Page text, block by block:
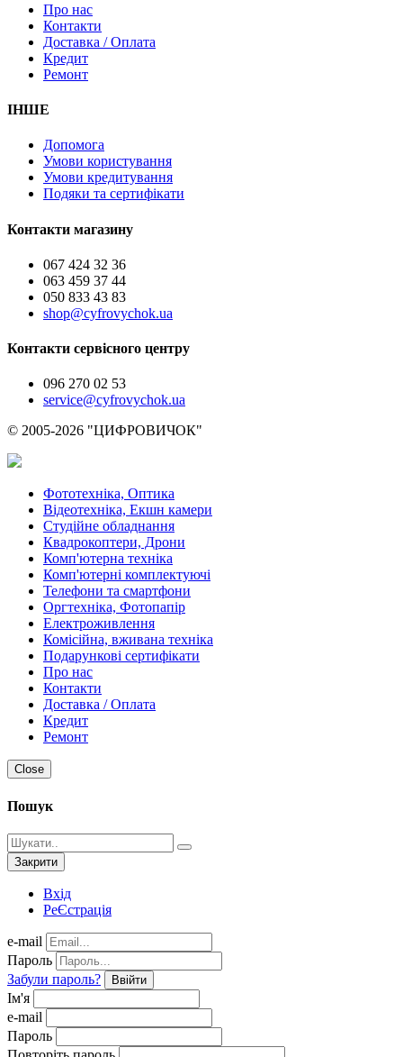
Про нас
Контакти
Доставка / Оплата
Кредит
Ремонт
ІНШЕ
Допомога
Умови користування
Умови кредитування
Подяки та сертифікати
Контакти магазину
067 424 32 36
063 459 37 44
050 833 43 83
shop@cyfrovychok.ua
Контакти сервісного центру
096 270 02 53
service@cyfrovychok.ua
© 2005-2026 "ЦИФРОВИЧОК"
Фототехніка, Оптика
Відеотехніка, Екшн камери
Студійне обладнання
Квадрокоптери, Дрони
Комп'ютерна техніка
Комп'ютерні комплектуючі
Телефони та смартфони
Оргтехніка, Фотопапір
Електроживлення
Комісійна, вживана техніка
Подарункові сертифікати
Про нас
Контакти
Доставка / Оплата
Кредит
Ремонт
Close
Пошук
Закрити
Вхід
РеЄстрація
e-mail
Пароль
Забули пароль?
Ввійти
Ім'я
e-mail
Пароль